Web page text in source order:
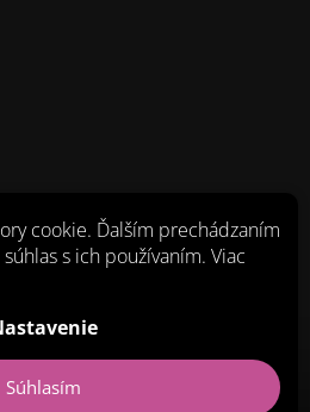
cookie. Ďalším prechádzaním
s ich používaním. Viac
Súhlasím
a poučenie o cookies